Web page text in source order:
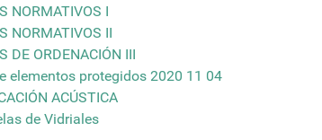
NORMATIVOS I
NORMATIVOS II
DE ORDENACIÓN III
elementos protegidos 2020 11 04
ACÚSTICA
de Vidriales